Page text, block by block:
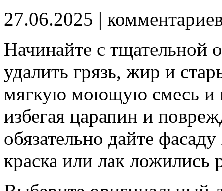
27.06.2025 |
Начинайте с тщательной
удалить грязь, жир и
мягкую моющую смесь и
избегая царапин и
обязательно дайте
краска или лак